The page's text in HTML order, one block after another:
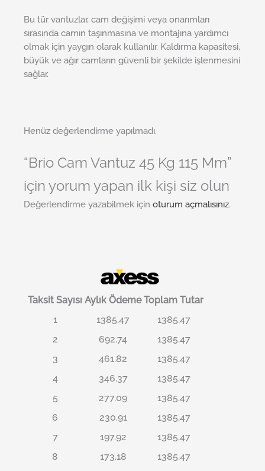
Bu tür vantuzlar, cam değişimi veya onarımları
sırasında camın taşınmasına ve montajına yardımcı
olmak için yaygın olarak kullanılır. Kaldırma kapasitesi,
büyük ve ağır camların güvenli bir şekilde işlenmesini
sağlar.
Henüz değerlendirme yapılmadı.
“Brio Cam Vantuz 45 Kg 115 Mm”
için yorum yapan ilk kişi siz olun
Değerlendirme yazabilmek için oturum açmalısınız.
Taksit Sayısı Aylık Ödeme Toplam Tutar
1
1385.47
1385.47
2
692.74
1385.47
3
461.82
1385.47
4
346.37
1385.47
5
277.09
1385.47
6
230.91
1385.47
7
197.92
1385.47
8
173.18
1385.47